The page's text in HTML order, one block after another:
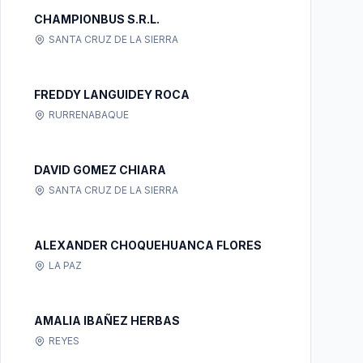
CHAMPIONBUS S.R.L.
SANTA CRUZ DE LA SIERRA
FREDDY LANGUIDEY ROCA
RURRENABAQUE
DAVID GOMEZ CHIARA
SANTA CRUZ DE LA SIERRA
ALEXANDER CHOQUEHUANCA FLORES
LA PAZ
AMALIA IBAÑEZ HERBAS
REYES